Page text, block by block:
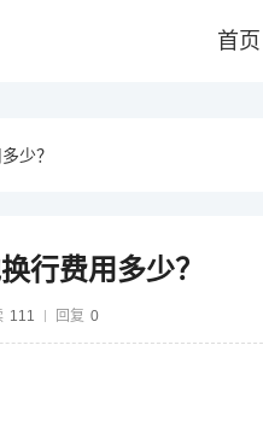
首页
少？
行费用多少？
111 回复 0